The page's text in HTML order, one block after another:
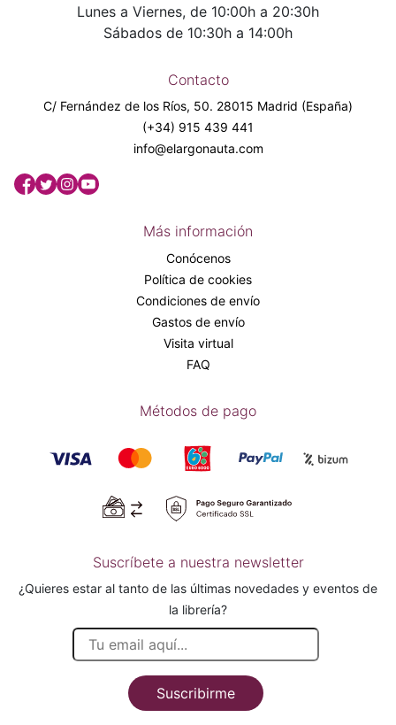
Lunes a Viernes, de 10:00h a 20:30h
Sábados de 10:30h a 14:00h
Contacto
C/ Fernández de los Ríos, 50. 28015 Madrid (España)
(+34) 915 439 441
info@elargonauta.com
Más información
Conócenos
Política de cookies
Condiciones de envío
Gastos de envío
Visita virtual
FAQ
Métodos de pago
Suscríbete a nuestra newsletter
¿Quieres estar al tanto de las últimas novedades y eventos de
la librería?
Suscribirme